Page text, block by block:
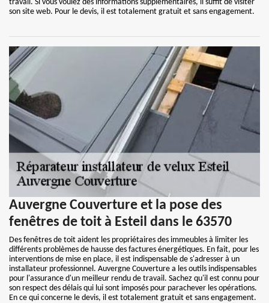
travail. Si vous voulez des informations supplémentaires, il suffit de visiter
son site web. Pour le devis, il est totalement gratuit et sans engagement.
Auvergne Couverture et la pose des
fenêtres de toit à Esteil dans le 63570
Des fenêtres de toit aident les propriétaires des immeubles à limiter les
différents problèmes de hausse des factures énergétiques. En fait, pour les
interventions de mise en place, il est indispensable de s'adresser à un
installateur professionnel. Auvergne Couverture a les outils indispensables
pour l'assurance d'un meilleur rendu de travail. Sachez qu'il est connu pour
son respect des délais qui lui sont imposés pour parachever les opérations.
En ce qui concerne le devis, il est totalement gratuit et sans engagement.